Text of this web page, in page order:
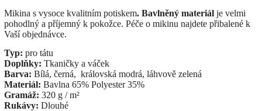
Mikina s vysoce kvalitním potiskem. Bavlněný materiál je velmi
pohodlný a příjemný k pokožce. Péče o mikinu najdete přibalené k
Vaší objednávce.
Typ: pro tátu
Doplňky: Tkaničky a váček
Barva: Bílá, černá, královská modrá, láhvově zelená
Materiál: Bavlna 65% Polyester 35%
Gramáž: 320 g / m²
Rukávy: Dlouhé